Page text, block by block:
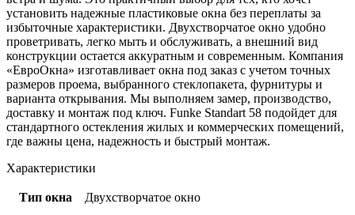
установить надежные пластиковые окна без переплаты за
избыточные характеристики. Двухстворчатое окно удобно
проветривать, легко мыть и обслуживать, а внешний вид
конструкции остается аккуратным и современным. Компания
«ЕвроОкна» изготавливает окна под заказ с учетом точных
размеров проема, выбранного стеклопакета, фурнитуры и
варианта открывания. Мы выполняем замер, производство,
доставку и монтаж под ключ. Funke Standart 58 подойдет для
стандартного остекления жилых и коммерческих помещений,
где важны цена, надежность и быстрый монтаж.
Характеристики
Тип окна Двухстворчатое окно